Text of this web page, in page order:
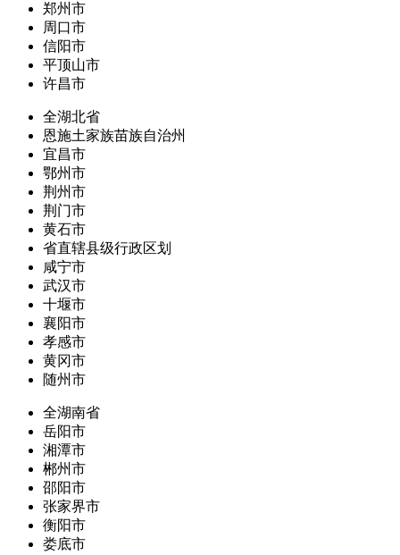
郑州市
周口市
信阳市
平顶山市
许昌市
全湖北省
恩施土家族苗族自治州
宜昌市
鄂州市
荆州市
荆门市
黄石市
省直辖县级行政区划
咸宁市
武汉市
十堰市
襄阳市
孝感市
黄冈市
随州市
全湖南省
岳阳市
湘潭市
郴州市
邵阳市
张家界市
衡阳市
娄底市